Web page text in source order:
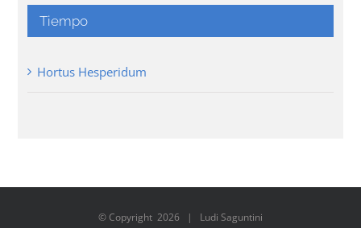
Tiempo
Hortus Hesperidum
© Copyright 2026 | Ludi Saguntini